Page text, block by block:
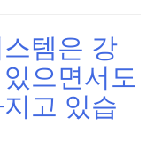
템은 강
으면서도
고 있습